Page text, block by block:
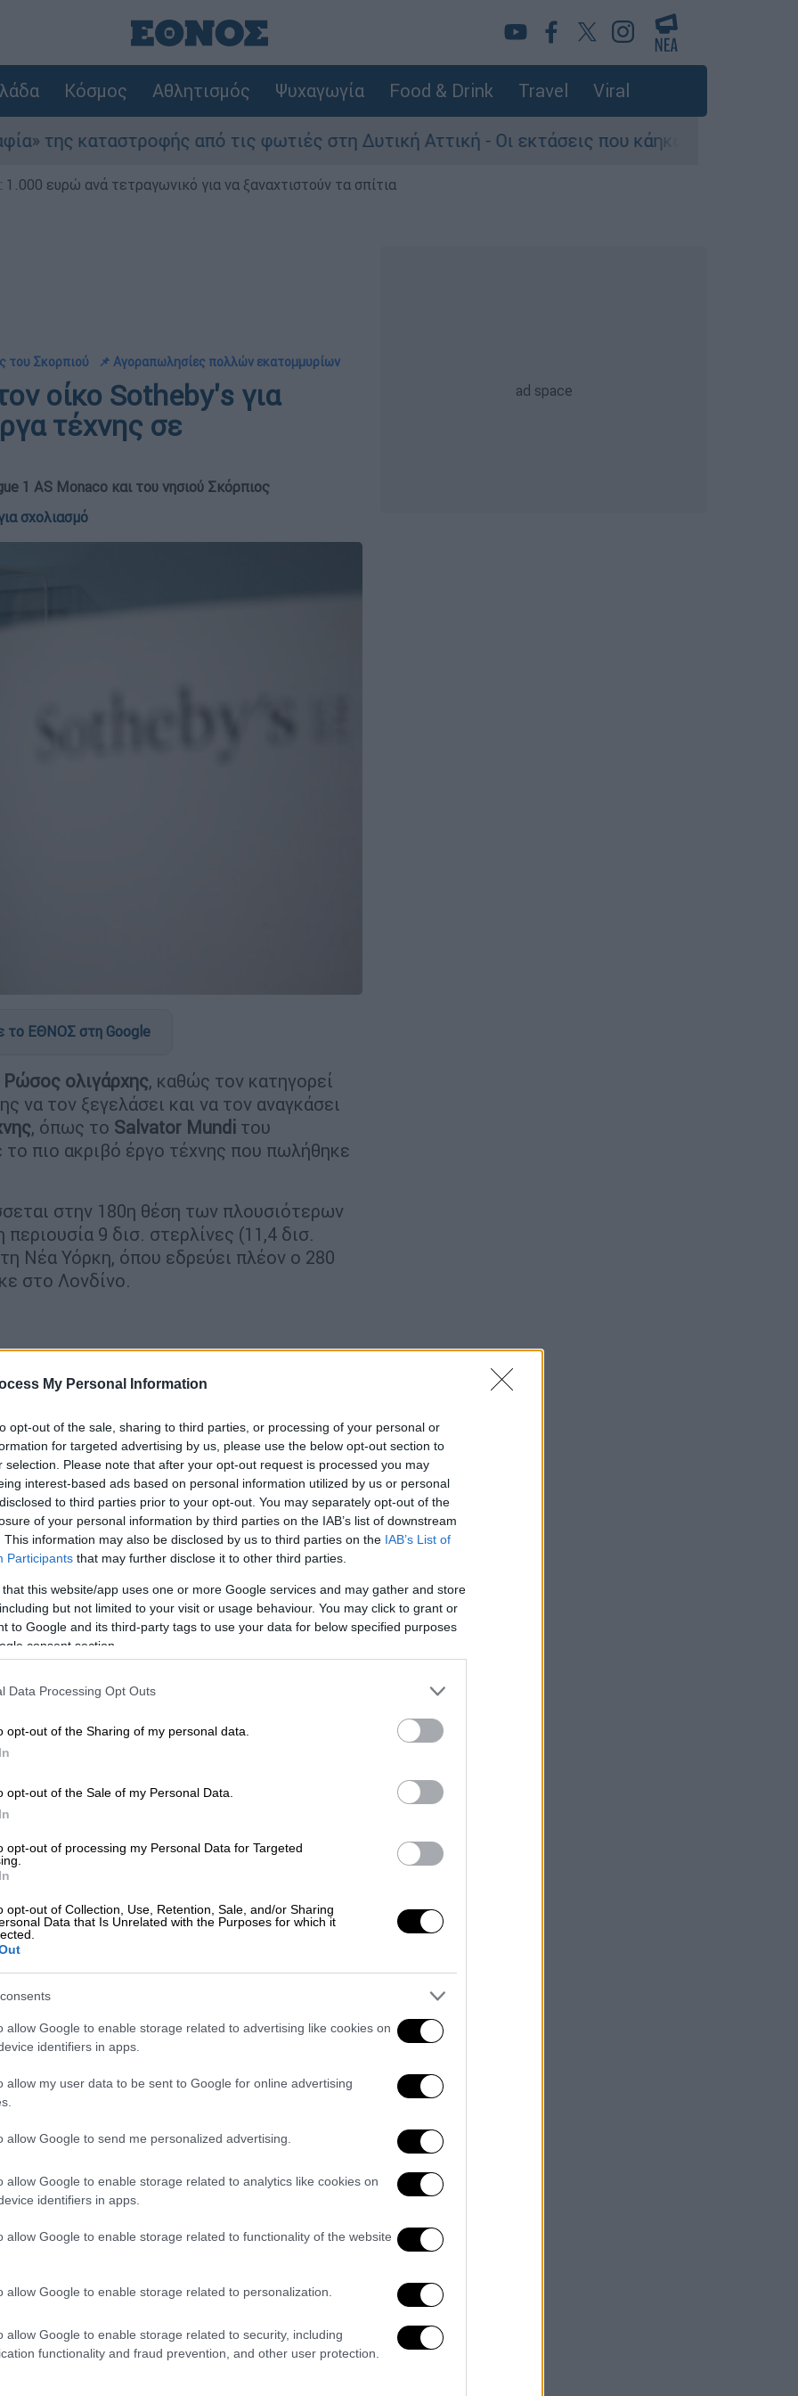
My Personal Information
opt-out of the sale, sharing to third parties, or processing of your personal or
for targeted advertising by us, please use the below opt-out section to
selection. Please note that after your opt-out request is processed you may
interest-based ads based on personal information utilized by us or personal
to third parties prior to your opt-out. You may separately opt-out of the
of your personal information by third parties on the IAB’s list of downstream
This information may also be disclosed by us to third parties on the IAB’s List of
Participants that may further disclose it to other third parties.
that this website/app uses one or more Google services and may gather and store
but not limited to your visit or usage behaviour. You may click to grant or
to Google and its third-party tags to use your data for below specified purposes
consent section.
Data Processing Opt Outs
opt-out of the Sharing of my personal data.
opt-out of the Sale of my Personal Data.
opt-out of processing my Personal Data for Targeted
opt-out of Collection, Use, Retention, Sale, and/or Sharing
Data that Is Unrelated with the Purposes for which it
allow Google to enable storage related to advertising like cookies on
identifiers in apps.
allow my user data to be sent to Google for online advertising
allow Google to send me personalized advertising.
allow Google to enable storage related to analytics like cookies on
identifiers in apps.
allow Google to enable storage related to functionality of the website
allow Google to enable storage related to personalization.
allow Google to enable storage related to security, including
functionality and fraud prevention, and other user protection.
Κόσμος Αθλητισμός Ψυχαγωγία Food & Drink Travel Viral
από τις φωτιές στη Δυτική Αττική - Οι εκτάσεις που κάηκαν και η επόμενη μέρα του
ευρώ ανά τετραγωνικό για να ξαναχτιστούν τα σπίτια
του Σκορπιού 📌 Αγοραπωλησίες πολλών εκατομμυρίων
οίκο Sotheby's για
τέχνης σε
1 AS Monaco και του νησιού Σκόρπιος
σχολιασμό
το ΕΘΝΟΣ στη Google
Ρώσος ολιγάρχης, καθώς τον κατηγορεί
να τον ξεγελάσει και να τον αναγκάσει
, όπως το Salvator Mundi του
το πιο ακριβό έργο τέχνης που πωλήθηκε
στην 180η θέση των πλουσιότερων
9 δισ. στερλίνες (11,4 δισ.
Νέα Υόρκη, όπου εδρεύει πλέον ο 280
στο Λονδίνο.
είχε εκδηλώσει ενδιαφέρον να αγοράσει,
δημοπρασίας - Το
σε τριπλάσια τιμή σε
Ντόναλντ Τραμπ για την έπαυλή του
περίπου 2 δισ. δολάρια για μια
κλάσης», συμπεριλαμβανομένων
Λωτρέκ και Ανρί Ματίς, μεταξύ 2002
Νέας Υόρκηςπου επιβλέπει την υπόθεση,
«ανακάλυψαν ότι ο Yves Bouvier,
στην απόκτηση των έργων, τους
σε μια τιμή και χρεώνοντας τους μια
δολάρια υψηλότερη».
του Μπουβιέ στο Μονακό, τη
και την Ελβετία, κατηγορώντας τον
σχετικά με την αξία 38 έργων τέχνης
τους ισχυρισμούς και τον περασμένο
της ποδοσφαιρικής ομάδας Ligue 1
Σκόρπιος , όπου η Ζακλίν Κένεντι
1968, μηνύει τώρα τον οίκο Sotheby's
«βοήθησε και υποκίνησε τον Μπουβιέ
καταπιστευτικά του καθήκοντα». Ο